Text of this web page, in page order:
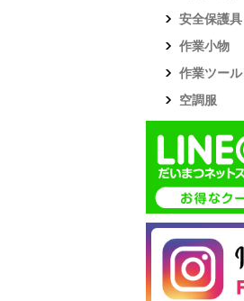
安全保護具
作業小物
作業ツール
空調服